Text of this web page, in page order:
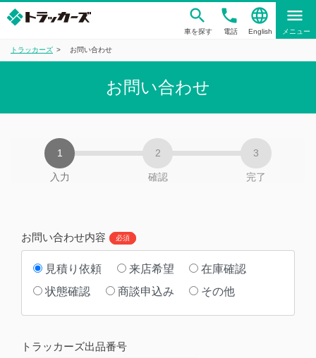
車を探す
phone
電話
language
English
menu
メニュー
トラッカーズ お問い合わせ
お問い合わせ
入力 確認 完了
お問い合わせ内容 必須
見積り依頼 来店希望
在庫確認
状態確認
商談申込み その他
トラッカーズ出品番号